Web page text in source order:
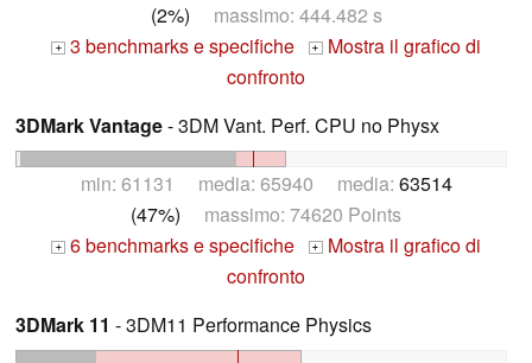
(2%) massimo: 444.482 s
+ 3 benchmarks e specifiche + Mostra il grafico di
confronto
3DMark Vantage- 3DM Vant. Perf. CPU no Physx
min: 61131 media: 65940 media: 63514
(47%) massimo: 74620 Points
+ 6 benchmarks e specifiche + Mostra il grafico di
confronto
3DMark 11 - 3DM11 Performance Physics